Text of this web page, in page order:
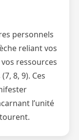
personnels
reliant vos
ressources
8, 9). Ces
l’unité